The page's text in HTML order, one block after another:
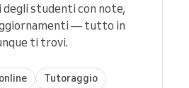
degli studenti con note,
— tutto in
ti trovi.
Tutoraggio